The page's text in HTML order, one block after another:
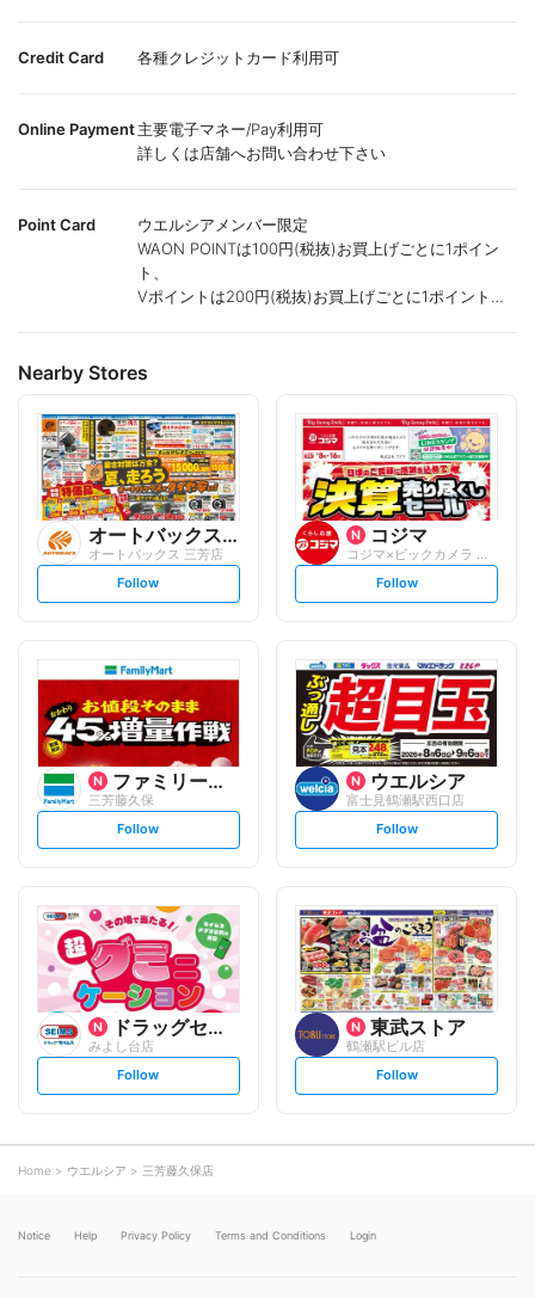
Credit Card 各種クレジットカード利用可
Online Payment主要電子マネー/Pay利用可
詳しくは店舗へお問い合わせ下さい
Point Card
ウエルシアメンバー限定
WAON POINTは100円(税抜)お買上げごとに1ポイン
ト、
Vポイントは200円(税抜)お買上げごとに1ポイント進
Nearby Stores
オートバックスグループ
オートバックス 三芳店
s
t
o
Follow
コジマ
s
t
l
o
w
Follow
ファミリーマート
三芳藤久保
s
t
l
o
w
Follow
ウエルシア
富士見鶴瀬駅西口店
s
t
l
o
w
Follow
ドラッグセイムス
みよし台店
s
t
o
w
Follow
東武ストア
鶴瀬駅ビル店
s
t
Follow
Home ウエルシア 三芳藤久保店
Notice Help Privacy Policy Terms and Conditions Login